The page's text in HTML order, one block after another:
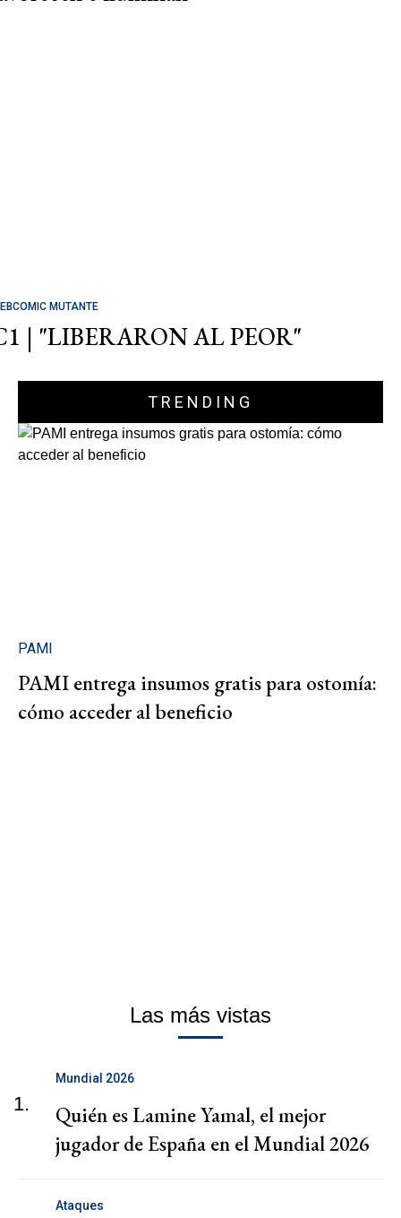
MUTANTE
| "LIBERARON AL PEOR"
TRENDING
PAMI
PAMI entrega insumos gratis para ostomía:
cómo acceder al beneficio
Las más vistas
1.
Mundial 2026
Quién es Lamine Yamal, el mejor
jugador de España en el Mundial 2026
Ataques